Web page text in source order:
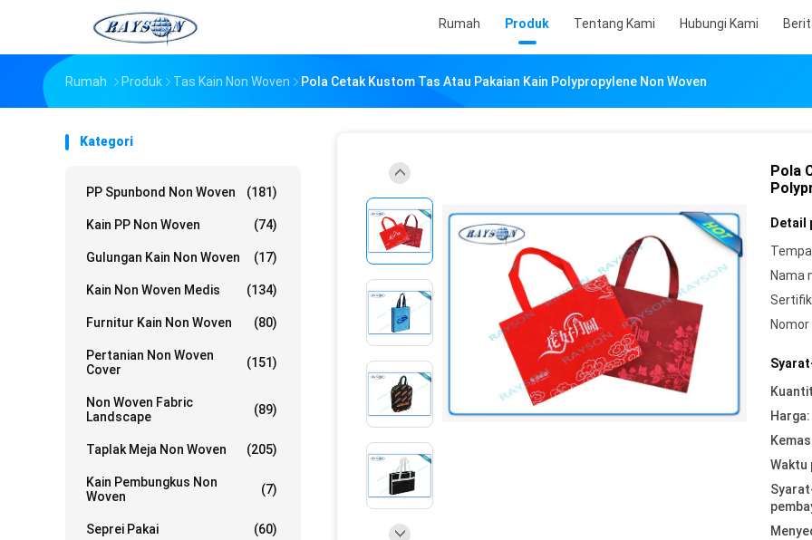
Rumah Produk Tentang Kami Hubungi Kami
Rumah Produk Tas Kain Non Woven Pola Cetak Kustom Tas Atau Pakaian Kain Polypropylene Non Woven
Kategori
PP Spunbond Non Woven (181)
Kain PP Non Woven (74)
Gulungan Kain Non Woven (17)
Kain Non Woven Medis (134)
Furnitur Kain Non Woven (80)
Pertanian Non Woven
Cover
(151)
Non Woven Fabric
Landscape
(89)
Taplak Meja Non Woven (205)
Kain Pembungkus Non
Woven
(7)
Seprei Pakai (60)
Pola
Detail
Nama
Harga:
Waktu